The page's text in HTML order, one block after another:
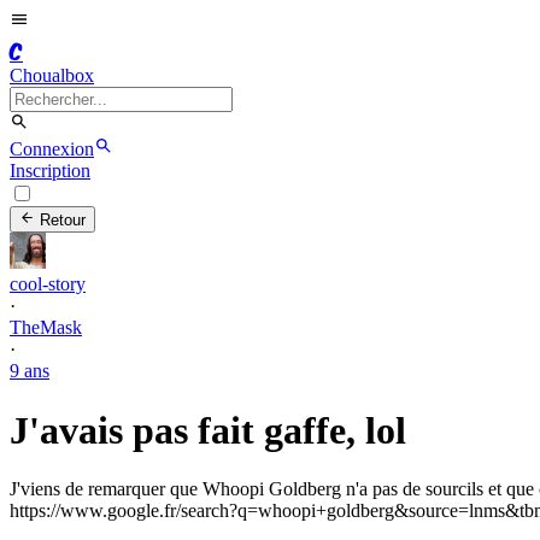
C
Choualbox
Connexion
Inscription
Retour
cool-story
·
TheMask
·
9 ans
J'avais pas fait gaffe, lol
J'viens de remarquer que Whoopi Goldberg n'a pas de sourcils et que
https://www.google.fr/